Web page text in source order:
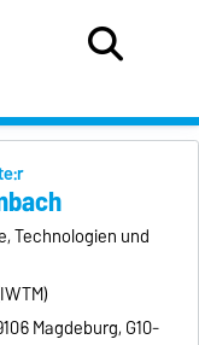
Technologien und
Magdeburg, G10-